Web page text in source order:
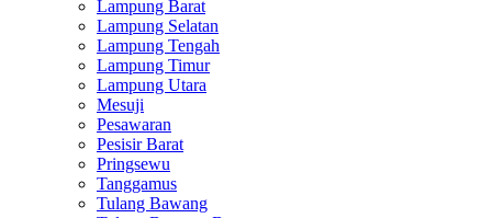
Lampung Barat
Lampung Selatan
Lampung Tengah
Lampung Timur
Lampung Utara
Mesuji
Pesawaran
Pesisir Barat
Pringsewu
Tanggamus
Tulang Bawang